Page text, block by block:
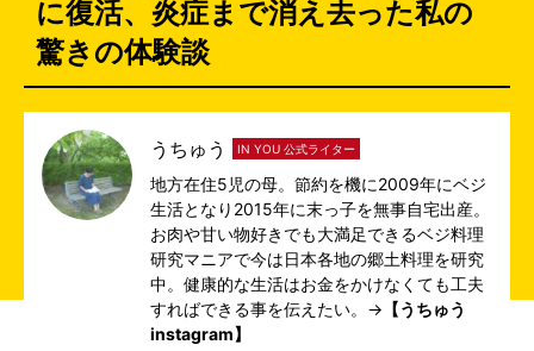
に復活、炎症まで消え去った私の
驚きの体験談
うちゅう IN YOU 公式ライター
地方在住5児の母。節約を機に2009年にベジ
生活となり2015年に末っ子を無事自宅出産。
お肉や甘い物好きでも大満足できるベジ料理
研究マニアで今は日本各地の郷土料理を研究
中。健康的な生活はお金をかけなくても工夫
すればできる事を伝えたい。→ 【うちゅう
instagram】